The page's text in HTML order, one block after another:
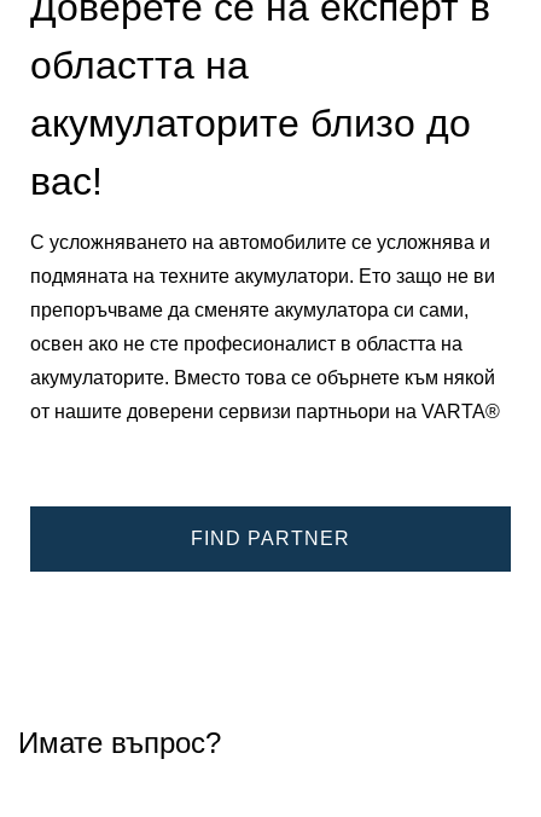
областта на
акумулаторите близо до
вас!
С усложняването на автомобилите се усложнява и
подмяната на техните акумулатори. Ето защо не ви
препоръчваме да сменяте акумулатора си сами,
освен ако не сте професионалист в областта на
акумулаторите. Вместо това се обърнете към някой
от нашите доверени сервизи партньори на VARTA®
FIND PARTNER
Имате въпрос?